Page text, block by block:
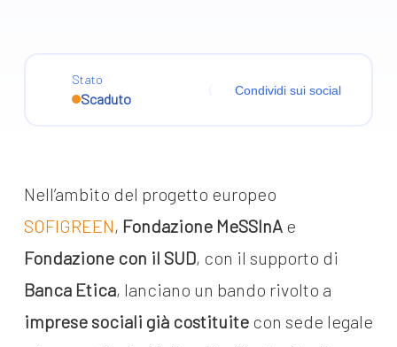
Stato
Scaduto
Condividi sui social
Nell’ambito del progetto europeo
SOFIGREEN, Fondazione MeSSInAe
Fondazione con il SUD, con il supporto di
Banca Etica, lanciano un bando rivolto a
imprese sociali già costituitecon sede legale